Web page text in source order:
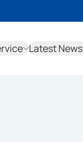
Latest News